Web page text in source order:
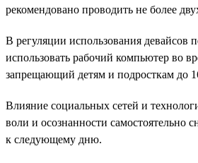
рекомендовано проводить не более
В регуляции использования
использовать рабочий компьютер во
запрещающий детям и подросткам до
Влияние социальных сетей и
воли и осознанности самостоятельно
к следующему дню.